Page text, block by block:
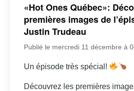
«Hot Ones Québec»:
premières images de
Justin Trudeau
Publié le mercredi 11 décembre à
Un épisode très spécial!
Découvrez les premières